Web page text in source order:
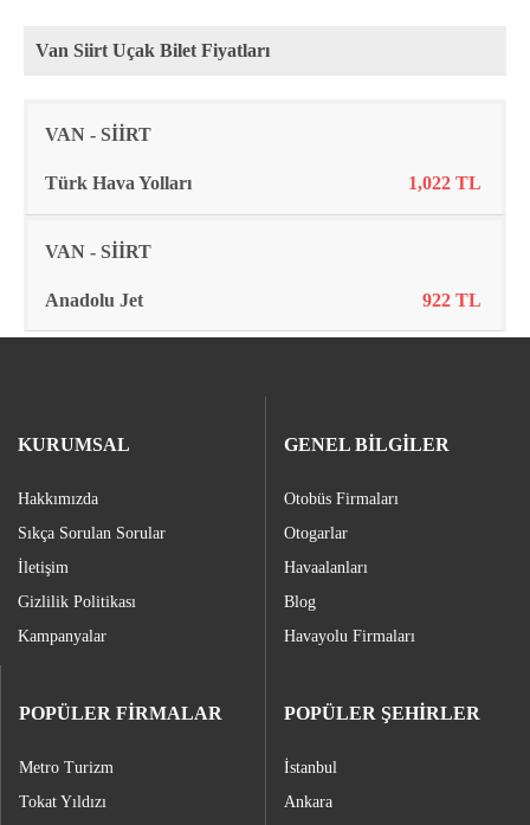
Van Siirt Uçak Bilet Fiyatları
Rota Firma
VAN - SİİRT
Türk Hava Yolları 1,022 TL
VAN - SİİRT
Anadolu Jet 922 TL
KURUMSAL
Hakkımızda
Sıkça Sorulan Sorular
İletişim
Gizlilik Politikası
Kampanyalar
GENEL BİLGİLER
Otobüs Firmaları
Otogarlar
Havaalanları
Blog
Havayolu Firmaları
POPÜLER FİRMALAR
Metro Turizm
Tokat Yıldızı
POPÜLER ŞEHİRLER
İstanbul
Ankara